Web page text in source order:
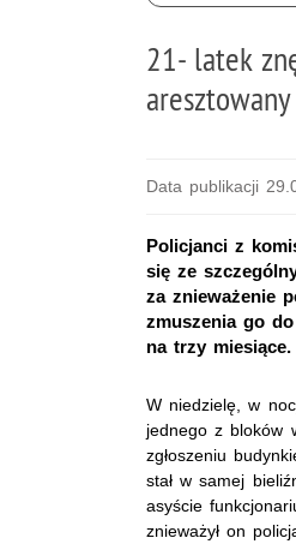
21- latek
Data publikacji
Policjanci z
się ze
za znieważenie
zmuszenia go
na trzy
W niedzielę, w
jednego z bloków
zgłoszeniu
stał w samej
asyście
znieważył on